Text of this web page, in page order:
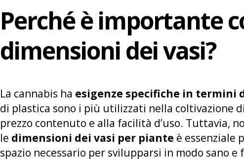
Perché è importante
dimensioni dei vasi?
La cannabis ha esigenze specifiche in termini
di plastica sono i più utilizzati nella coltivazione
prezzo contenuto e alla facilità d’uso. Tuttavia,
le dimensioni dei vasi per piante è essenziale
spazio necessario per svilupparsi in modo sano e